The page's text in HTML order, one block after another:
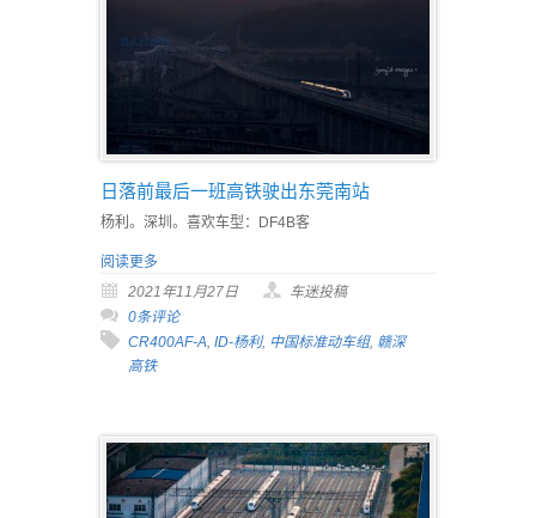
日落前最后一班高铁驶出东莞南站
杨利。深圳。喜欢车型：DF4B客
阅读更多
2021年11月27日
车迷投稿
0条评论
CR400AF-A ID-杨利, 中国标准动车组, 赣深
高铁